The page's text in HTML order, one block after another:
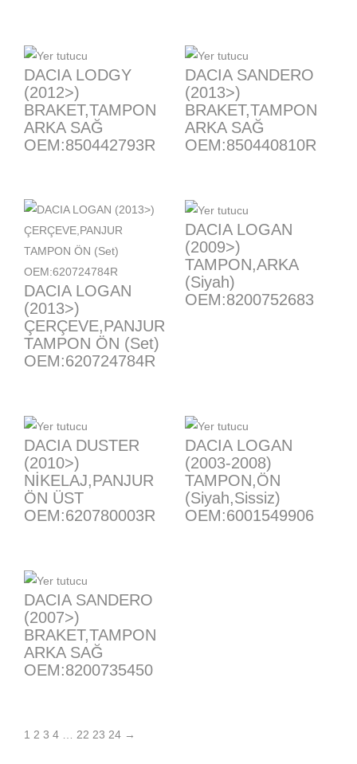
DACIA LODGY
(2012>)
BRAKET,TAMPON
ARKA SAĞ
OEM:850442793R
DACIA SANDERO
(2013>)
BRAKET,TAMPON
ARKA SAĞ
OEM:850440810R
DACIA LOGAN
(2013>)
ÇERÇEVE,PANJUR
TAMPON ÖN (Set)
OEM:620724784R
DACIA LOGAN
(2009>)
TAMPON,ARKA
(Siyah)
OEM:8200752683
DACIA DUSTER
(2010>)
NİKELAJ,PANJUR
ÖN ÜST
OEM:620780003R
DACIA LOGAN
(2003-2008)
TAMPON,ÖN
(Siyah,Sissiz)
OEM:6001549906
DACIA SANDERO
(2007>)
BRAKET,TAMPON
ARKA SAĞ
OEM:8200735450
1 2 3 4 22 23 24 →